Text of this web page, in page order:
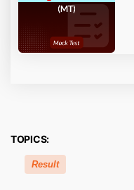
TOPICS:
Result